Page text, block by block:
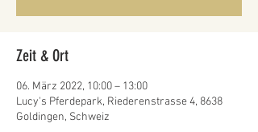
Zeit & Ort
06. März 2022, 10:00 – 13:00
Lucy's Pferdepark, Riederenstrasse 4, 8638
Goldingen, Schweiz